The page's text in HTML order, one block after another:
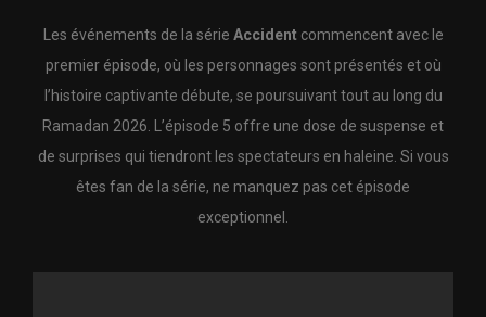
Les événements de la série Accidentcommencent avec le
premier épisode, où les personnages sont présentés et où
l’histoire captivante débute, se poursuivant tout au long du
Ramadan 2026. L’épisode 5 offre une dose de suspense et
de surprises qui tiendront les spectateurs en haleine. Si vous
êtes fan de la série, ne manquez pas cet épisode
exceptionnel.